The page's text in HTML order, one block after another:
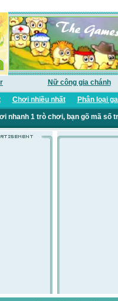
Nữ công gia chánh
Chơi nhiều nhất Phân loại
nhanh 1 trò chơi, bạn gõ mã số